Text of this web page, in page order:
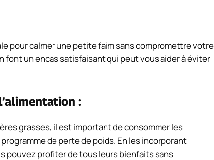
pour calmer une petite faim sans compromettre votre
font un encas satisfaisant qui peut vous aider à éviter
:
grasses, il est important de consommer les
de perte de poids. En les incorporant
pouvez profiter de tous leurs bienfaits sans